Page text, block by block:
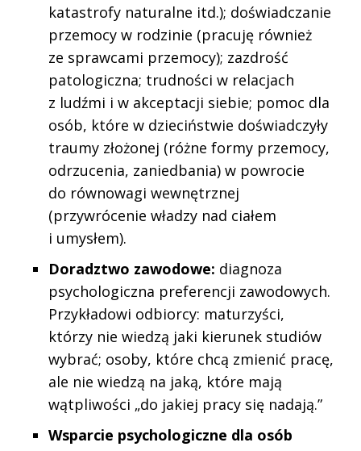
katastrofy naturalne itd.); doświadczanie
przemocy w rodzinie (pracuję również
ze sprawcami przemocy); zazdrość
patologiczna; trudności w relacjach
z ludźmi i w akceptacji siebie; pomoc dla
osób, które w dzieciństwie doświadczyły
traumy złożonej (różne formy przemocy,
odrzucenia, zaniedbania) w powrocie
do równowagi wewnętrznej
(przywrócenie władzy nad ciałem
i umysłem).
Doradztwo zawodowe: diagnoza
psychologiczna preferencji zawodowych.
Przykładowi odbiorcy: maturzyści,
którzy nie wiedzą jaki kierunek studiów
wybrać; osoby, które chcą zmienić pracę,
ale nie wiedzą na jaką, które mają
wątpliwości „do jakiej pracy się nadają.”
Wsparcie psychologiczne dla osób